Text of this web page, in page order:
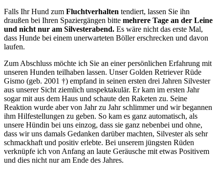
Falls Ihr Hund zum Fluchtverhalten tendiert, lassen Sie ihn
draußen bei Ihren Spaziergängen bitte mehrere Tage an der Leine
und nicht nur am Silvesterabend. Es wäre nicht das erste Mal,
dass Hunde bei einem unerwarteten Böller erschrecken und davon
laufen.
Zum Abschluss möchte ich Sie an einer persönlichen Erfahrung mit
unseren Hunden teilhaben lassen. Unser Golden Retriever Rüde
Gismo (geb. 2001 †) empfand in seinen ersten drei Jahren Silvester
aus unserer Sicht ziemlich unspektakulär. Er kam im ersten Jahr
sogar mit aus dem Haus und schaute den Raketen zu. Seine
Reaktion wurde aber von Jahr zu Jahr schlimmer und wir begannen
ihm Hilfestellungen zu geben. So kam es ganz automatisch, als
unsere Hündin bei uns einzog, dass sie ganz nebenbei und ohne,
dass wir uns damals Gedanken darüber machten, Silvester als sehr
schmackhaft und positiv erlebte. Bei unserem jüngsten Rüden
verknüpfe ich von Anfang an laute Geräusche mit etwas Positivem
und dies nicht nur am Ende des Jahres.